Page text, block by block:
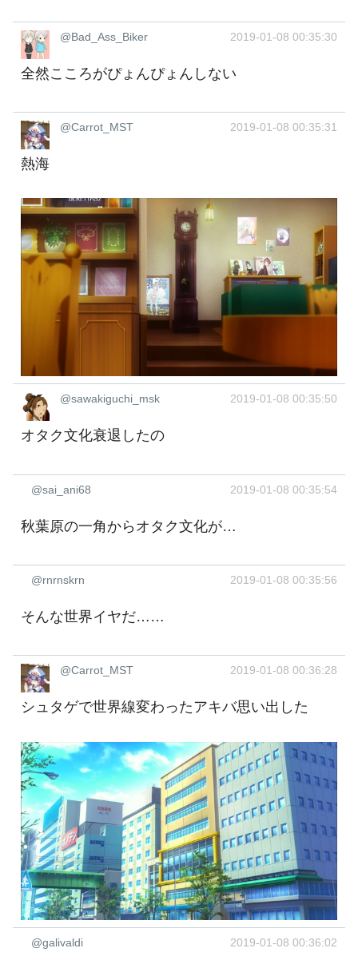
@Bad_Ass_Biker 2019-01-08 00:35:30
全然こころがぴょんぴょんしない
@Carrot_MST 2019-01-08 00:35:31
熱海
@sawakiguchi_msk 2019-01-08 00:35:50
オタク文化衰退したの
@sai_ani68 2019-01-08 00:35:54
秋葉原の一角からオタク文化が…
@rnrnskrn 2019-01-08 00:35:56
そんな世界イヤだ……
@Carrot_MST 2019-01-08 00:36:28
シュタゲで世界線変わったアキバ思い出した
@galivaldi 2019-01-08 00:36:02